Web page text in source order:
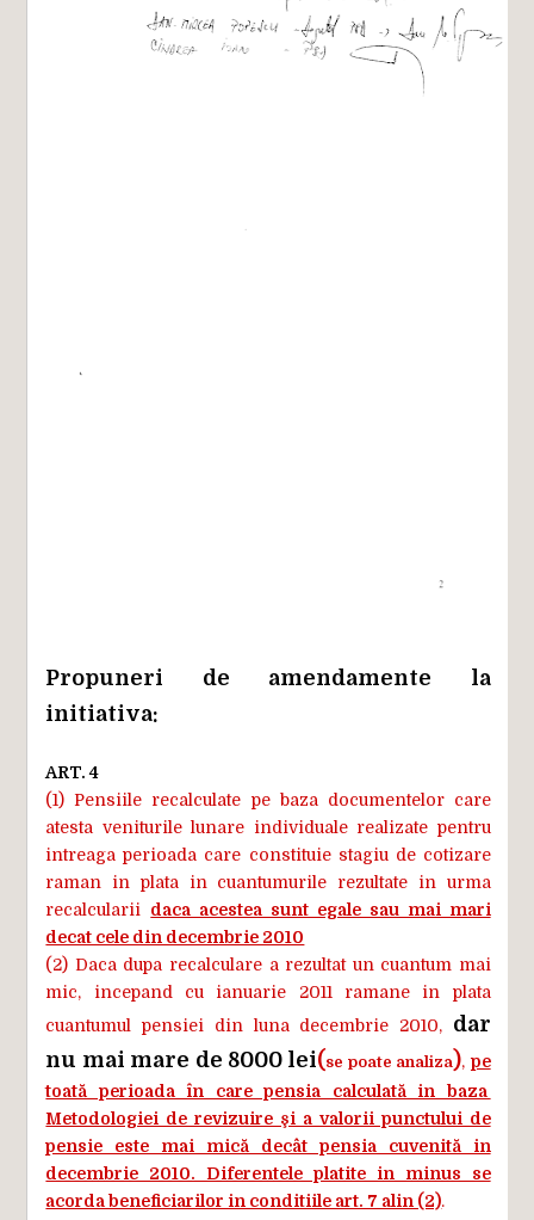
Propuneri de amendamente la
initiativa:
ART. 4
(1) Pensiile recalculate pe baza documentelor care
atesta veniturile lunare individuale realizate pentru
intreaga perioada care constituie stagiu de cotizare
raman in plata in cuantumurile rezultate in urma
recalcularii daca acestea sunt egale sau mai mari
decat cele din decembrie 2010
(2) Daca dupa recalculare a rezultat un cuantum mai
mic, incepand cu ianuarie 2011 ramane in plata
cuantumul pensiei din luna decembrie 2010, dar
nu mai mare de 8000 lei( se poate analiza), pe
toată perioada în care pensia calculată in baza
Metodologiei de revizuire şi a valorii punctului de
pensie este mai mică decât pensia cuvenită in
decembrie 2010. Diferentele platite in minus se
acorda beneficiarilor in conditiile art. 7 alin (2).